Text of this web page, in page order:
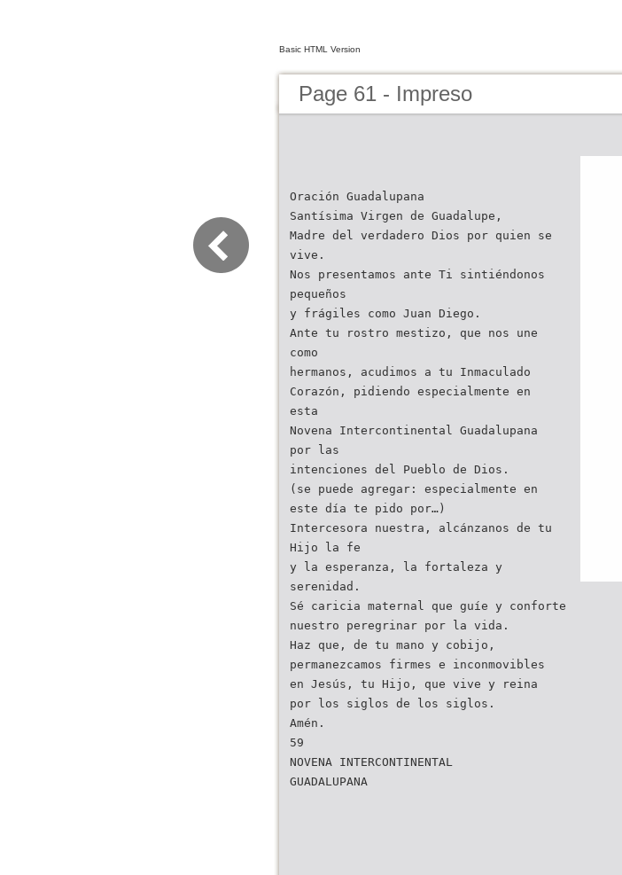
Basic HTML Version
Page 61 - Impreso
Oración Guadalupana
Santísima Virgen de Guadalupe,
Madre del verdadero Dios por quien se
vive.
Nos presentamos ante Ti sintiéndonos
pequeños
y frágiles como Juan Diego.
Ante tu rostro mestizo, que nos une
como
hermanos, acudimos a tu Inmaculado
Corazón, pidiendo especialmente en
esta
Novena Intercontinental Guadalupana
por las
intenciones del Pueblo de Dios.
(se puede agregar: especialmente en
este día te pido por…)
Intercesora nuestra, alcánzanos de tu
Hijo la fe
y la esperanza, la fortaleza y
serenidad.
Sé caricia maternal que guíe y conforte
nuestro peregrinar por la vida.
Haz que, de tu mano y cobijo,
permanezcamos firmes e inconmovibles
en Jesús, tu Hijo, que vive y reina
por los siglos de los siglos.
Amén.
59
NOVENA INTERCONTINENTAL
GUADALUPANA